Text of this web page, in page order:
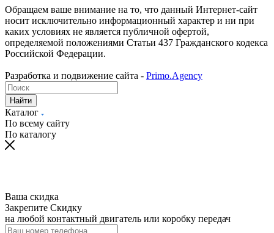
Обращаем ваше внимание на то, что данный Интернет-сайт
носит исключительно информационный характер и ни при
каких условиях не является публичной офертой,
определяемой положениями Статьи 437 Гражданского кодекса
Российской Федерации.
Разработка и подвижение сайта - Primo.Agency
Найти
Каталог
По всему сайту
По каталогу
Ваша скидка
Закрепите Скидку
на любой контактный двигатель или коробку передач